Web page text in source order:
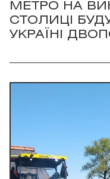
МЕТРО НА
СТОЛИЦІ
УКРАЇНІ